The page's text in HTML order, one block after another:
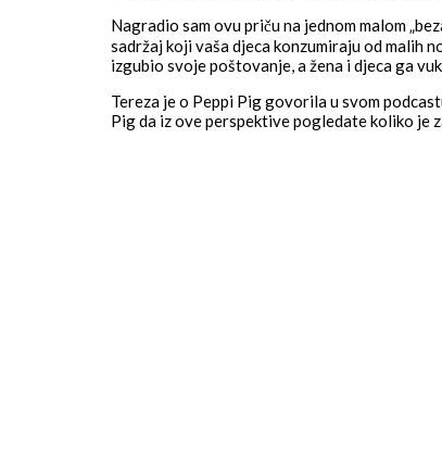
Nagradio sam ovu priču na jednom malom
sadržaj koji vaša djeca konzumiraju od malih
izgubio svoje poštovanje, a žena i djeca ga
Tereza je o Peppi Pig govorila u svom
Pig da iz ove perspektive pogledate koliko je